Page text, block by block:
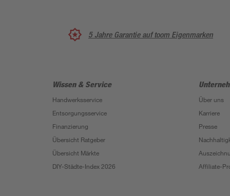
5 Jahre Garantie auf toom Eigenmarken
Wissen & Service
Handwerksservice
Entsorgungsservice
Finanzierung
Übersicht Ratgeber
Übersicht Märkte
DIY-Städte-Index 2026
Über uns
Karriere
Presse
Affiliate-